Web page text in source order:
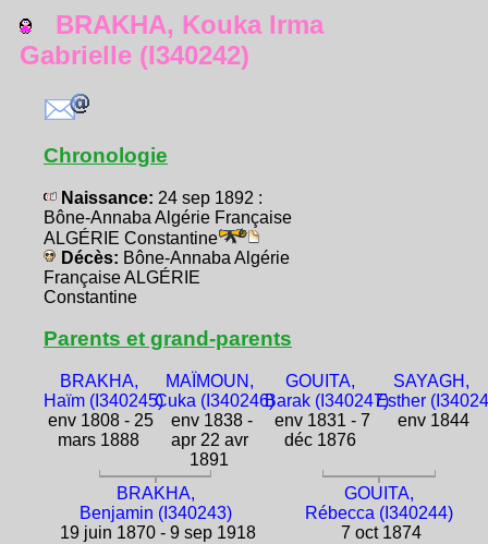
BRAKHA, Kouka Irma
Gabrielle (I340242)
Chronologie
Naissance: 24 sep 1892 :
Bône-Annaba Algérie Française
ALGÉRIE Constantine
Décès: Bône-Annaba Algérie
Française ALGÉRIE
Constantine
Parents et grand-parents
BRAKHA,
Haïm (I340245)
env 1808 - 25
mars 1888
MAÏMOUN,
Cuka (I340246)
env 1838 -
apr 22 avr
1891
GOUITA,
Barak (I340247)
env 1831 - 7
déc 1876
SAYAGH,
Esther
env 1844
BRAKHA,
Benjamin (I340243)
19 juin 1870 - 9 sep 1918
GOUITA,
Rébecca (I340244)
7 oct 1874